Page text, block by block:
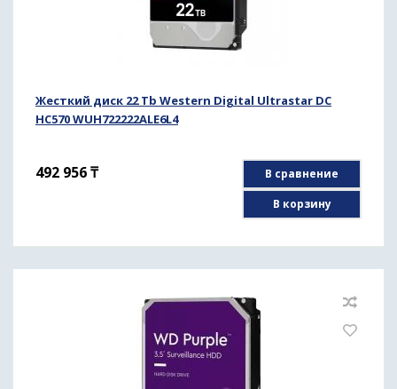
Жесткий диск 22 Tb Western Digital Ultrastar DC
HC570 WUH722222ALE6L4
492 956₸
В сравнение
В корзину